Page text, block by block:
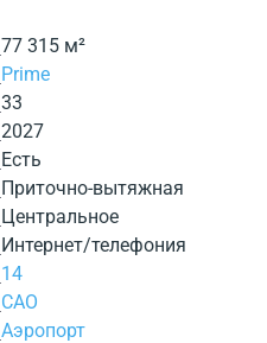
77 315 м²
Prime
33
2027
Есть
Приточно-вытяжная
Центральное
Интернет/телефония
14
САО
Аэропорт